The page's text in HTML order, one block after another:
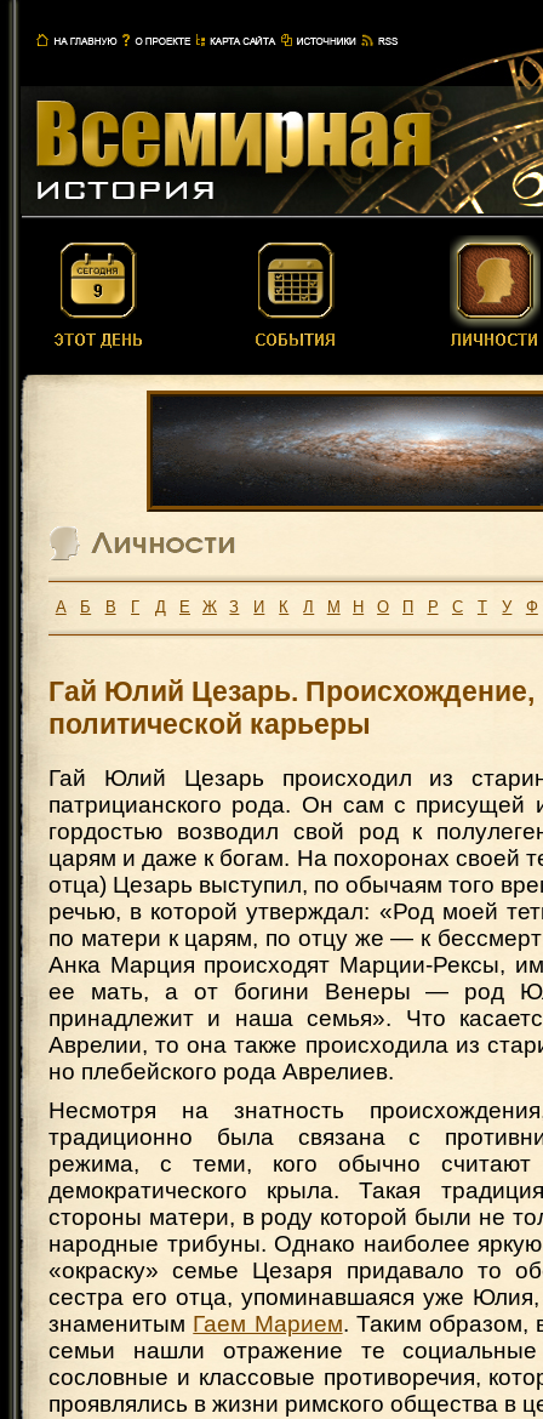
А Б В Г Д Е Ж З И К Л М Н О П Р С Т У Ф
Гай Юлий Цезарь. Происхождение,
политической карьеры
Гай Юлий Цезарь происходил из
патрицианского рода. Он сам с присущей
гордостью возводил свой род к
царям и даже к богам. На похоронах своей
отца) Цезарь выступил, по обычаям того
речью, в которой утверждал: «Род моей
по матери к царям, по отцу же — к
Анка Марция происходят Марции-Рексы,
ее мать, а от богини Венеры — род
принадлежит и наша семья». Что
Аврелии, то она также происходила из
но плебейского рода Аврелиев.
Несмотря на знатность
традиционно была связана с
режима, с теми, кого обычно считают
демократического крыла. Такая
стороны матери, в роду которой были не
народные трибуны. Однако наиболее
«окраску» семье Цезаря придавало то
сестра его отца, упоминавшаяся уже
знаменитым Гаем Марием. Таким образом,
семьи нашли отражение те социальные
сословные и классовые противоречия,
проявлялись в жизни римского общества в